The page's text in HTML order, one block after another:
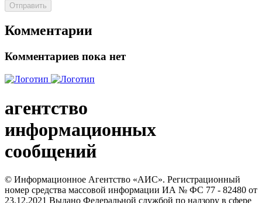
Отправить
Комментарии
Комментариев пока нет
агентство
информационных
сообщений
© Информационное Агентство «АИС». Регистрационный
номер средства массовой информации ИА № ФС 77 - 82480 от
23.12.2021 Выдано Федеральной службой по надзору в сфере